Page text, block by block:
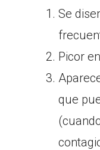
Se
Picor
que